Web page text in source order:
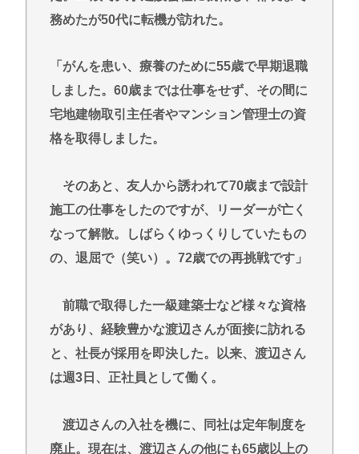
務めたが50代に転機が訪れた。
「がんを患い、療養のために55歳で早期退職
しました。60歳までは仕事をせず、その間に
宅地建物取引主任者やマンション管理士の資
格を取得しました。
そのあと、友人から誘われて70歳まで設計
施工の仕事をしたのですが、リーダーが亡く
なって解散。しばらくゆっくりしていたもの
の、退屈で（笑い）。72歳での再挑戦です」
前職で取得した一級建築士など様々な資格
があり、経験豊かな渡辺さんが面接に訪れる
と、社長が採用を即決した。以来、渡辺さん
は週3日、正社員として働く。
渡辺さんの入社を機に、同社は定年制度を
廃止。現在は、渡辺さんの他にも65歳以上の